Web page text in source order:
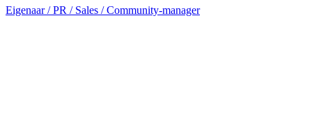
Eigenaar / PR / Sales / Community-manager